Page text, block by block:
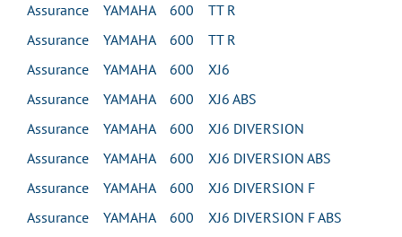
Assurance YAMAHA 600 TT R
Assurance YAMAHA 600 TT R
Assurance YAMAHA 600 XJ6
Assurance YAMAHA 600 XJ6 ABS
Assurance YAMAHA 600 XJ6 DIVERSION
Assurance YAMAHA 600 XJ6 DIVERSION ABS
Assurance YAMAHA 600 XJ6 DIVERSION F
Assurance YAMAHA 600 XJ6 DIVERSION F ABS